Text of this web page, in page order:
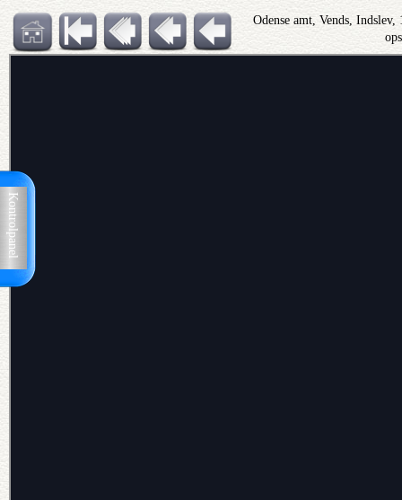
Kontrolpanel
Odense amt, Vends,